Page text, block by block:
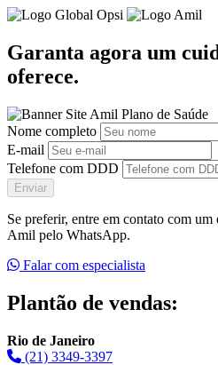
Garanta agora um
oferece.
Nome completo
E-mail
Telefone com DDD
Enviar
Se preferir, entre em contato com um
Amil pelo WhatsApp.
Falar com especialista
Plantão de vendas:
Rio de Janeiro
(21) 3349-3397